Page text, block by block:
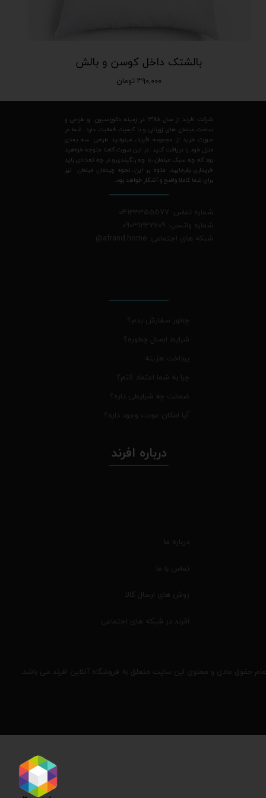
بالشتک داخل کوسن و بالش
۳۹۰,۰۰۰ تومان
شرکت افرند از سال 1388 در زمینه دکوراسیون و طراحی و
ساخت مبلمان های ژورنالی و با کیفیت فعالیت دارد. شما در
صورت خرید از مجموعه افرند، میتوانید طراحی سه بعدی
منزل خود را دریافت کنید. در این صورت کاملا متوجه خواهید
بود که چه سبک مبلمان، با چه رنگبندی و در چه تعدادی باید
خریداری بفرمایید. علاوه بر این، نحوه چیدمان مبلمان نیز
برای شما کاملا واضح و آشکار خواهد بود.
شماره تماس: 04133355577
شماره واتسپ: 09031237209
شبکه های اجتماعی: afrand.home
@
چطور سفارش بدم؟
شرایط ارسال چطوره؟
پرداخت هزینه
چرا به شما اعتماد کنم؟
ضمانت چه شرایطی داره؟
آیا امکان عودت وجود داره؟
حقوق مادی و معنوی این سایت متعلق به فروشگاه آنلاین افرند می باشد.
درباره افرند
درباره ما
تماس با ما
روش های ارسال کالا
افرند در شبکه های اجتماعی